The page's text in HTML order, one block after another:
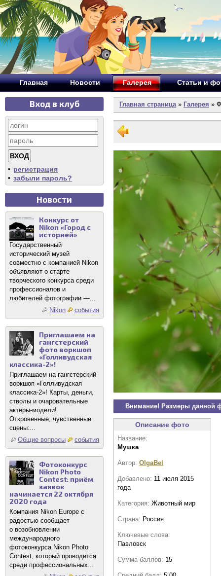
Главная Новости Галерея Статьи и
Вход в клуб
• регистрация
• забыли пароль?
Новости
Конкурс от
Nikon «Город с
историей»
Государственный
исторический музей
совместно с компанией Nikon
объявляют о старте
творческого конкурса среди
профессионалов и
любителей фотографии —...
Nikon
события
Приглашаем на
гангстерский
фото воркшоп
«Голливудская
классика-2»!
Приглашаем на гангстерский
воркшоп «Голливудская
классика-2»! Карты, деньги,
стволы и очаровательные
актёры-модели!
Откровенные, чувственные
сцены:...
Общие вопросы
события
Фотоконкурс
Nikon Photo
Contest: приём
заявок
начинается 22 октября
2020 года
Компания Nikon Europe с
радостью сообщает
о возобновлении
международного
фотоконкурса Nikon Photo
Contest, который проводится
среди профессиональных...
Главная страница» Галерея »
Внимание! Размеры данной
Описание фото
Название:
Мушка
Автор: OlgaBel
Добавлено: 11 июля 2015
года
Категория: Животный мир
Страна: Россия
Ключевые слова:
Павловск
Сумма баллов: 15